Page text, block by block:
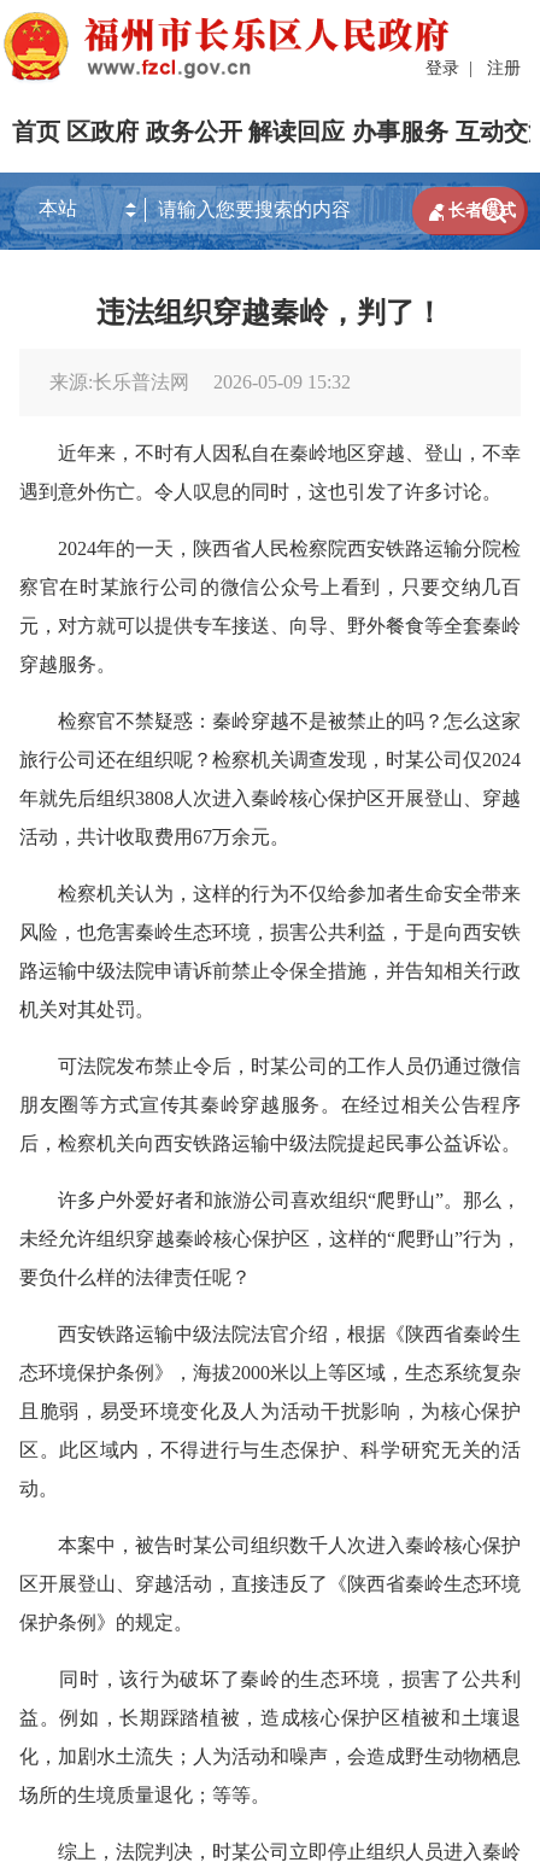
登录 | 注册
首页 区政府 政务公开 解读回应 办事服务 互动交

 长者模式
违法组织穿越秦岭，判了！
来源:长乐普法网 2026-05-09 15:32
近年来，不时有人因私自在秦岭地区穿越、登山，不幸
遇到意外伤亡。令人叹息的同时，这也引发了许多讨论。
2024年的一天，陕西省人民检察院西安铁路运输分院检
察官在时某旅行公司的微信公众号上看到，只要交纳几百
元，对方就可以提供专车接送、向导、野外餐食等全套秦岭
穿越服务。
检察官不禁疑惑：秦岭穿越不是被禁止的吗？怎么这家
旅行公司还在组织呢？检察机关调查发现，时某公司仅2024
年就先后组织3808人次进入秦岭核心保护区开展登山、穿越
活动，共计收取费用67万余元。
检察机关认为，这样的行为不仅给参加者生命安全带来
风险，也危害秦岭生态环境，损害公共利益，于是向西安铁
路运输中级法院申请诉前禁止令保全措施，并告知相关行政
机关对其处罚。
可法院发布禁止令后，时某公司的工作人员仍通过微信
朋友圈等方式宣传其秦岭穿越服务。在经过相关公告程序
后，检察机关向西安铁路运输中级法院提起民事公益诉讼。
许多户外爱好者和旅游公司喜欢组织“爬野山”。那么，
未经允许组织穿越秦岭核心保护区，这样的“爬野山”行为，
要负什么样的法律责任呢？
西安铁路运输中级法院法官介绍，根据《陕西省秦岭生
态环境保护条例》，海拔2000米以上等区域，生态系统复杂
且脆弱，易受环境变化及人为活动干扰影响，为核心保护
区。此区域内，不得进行与生态保护、科学研究无关的活
动。
本案中，被告时某公司组织数千人次进入秦岭核心保护
区开展登山、穿越活动，直接违反了《陕西省秦岭生态环境
保护条例》的规定。
同时，该行为破坏了秦岭的生态环境，损害了公共利
益。例如，长期踩踏植被，造成核心保护区植被和土壤退
化，加剧水土流失；人为活动和噪声，会造成野生动物栖息
场所的生境质量退化；等等。
综上，法院判决，时某公司立即停止组织人员进入秦岭